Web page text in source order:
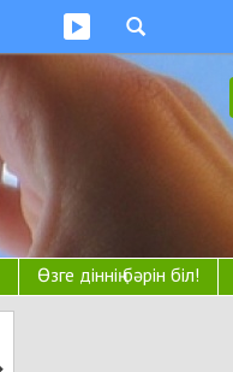
Өзге діннің бәрін біл!